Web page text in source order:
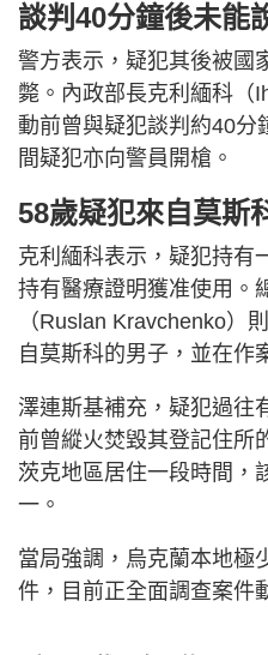
談判40分鐘後未能
警方表示，疑犯其後被國
斃。內政部長克利緬科（
動前曾與疑犯談判約40分
間疑犯亦向警員開槍。
58歲疑犯來自莫斯
克利緬科表示，疑犯持有
持有醫療證明獲准使用。
（Ruslan Kravchenko）
自莫斯科的男子，並在作
澤連斯基補充，疑犯過往
前曾縱火焚毀其登記住所
茨克地區居住一段時間，
一。
當局強調，烏克蘭本地極
件，目前正全面調查案件